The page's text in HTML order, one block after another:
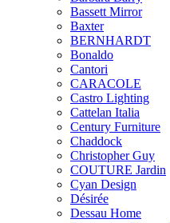
Bassett Mirror
Baxter
BERNHARDT
Bonaldo
Cantori
CARACOLE
Castro Lighting
Cattelan Italia
Century Furniture
Chaddock
Christopher Guy
COUTURE Jardin
Cyan Design
Désirée
Dessau Home